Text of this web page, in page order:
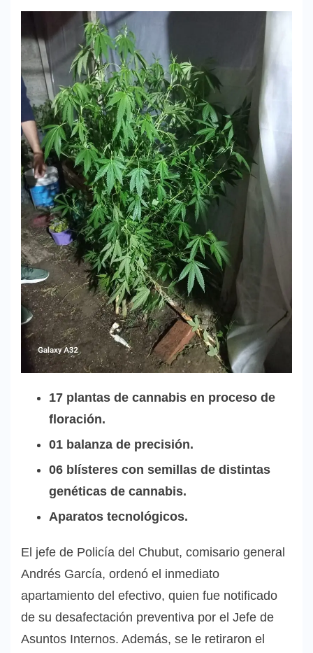
17 plantas de cannabis en proceso de
floración.
01 balanza de precisión.
06 blísteres con semillas de distintas
genéticas de cannabis.
Aparatos tecnológicos.
El jefe de Policía del Chubut, comisario general
Andrés García, ordenó el inmediato
apartamiento del efectivo, quien fue notificado
de su desafectación preventiva por el Jefe de
Asuntos Internos. Además, se le retiraron el